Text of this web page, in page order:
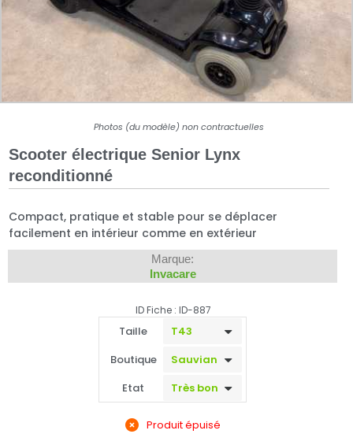
Photos (du modèle) non contractuelles
Scooter électrique Senior Lynx
reconditionné
Compact, pratique et stable pour se déplacer
facilement en intérieur comme en extérieur
Marque:
Invacare
ID Fiche : ID-887
Taille
Boutique
Etat
Produit épuisé